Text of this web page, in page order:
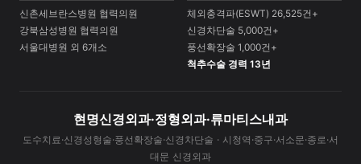
신촌세브란스병원 협력의원
강북삼성병원 협력의원
서울대병원 외 6개소
체외충격파(ESWT) 26,525건+
신경차단술 5,000건+
풍선확장술 1,000건+
척추수술 경력 13년
현명신경외과·정형외과·류마티스내과
도수치료·신경성형술·풍선확장술·신경차단술 · 시청역·중구·서소문·종로·서
대문 신경외과